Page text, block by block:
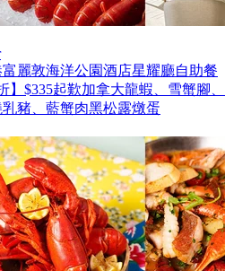
富麗敦海洋公園酒店星耀廳自助餐
】$335起歎加拿大龍蝦、雪蟹腳、
乳豬、藍蟹肉黑松露燉蛋